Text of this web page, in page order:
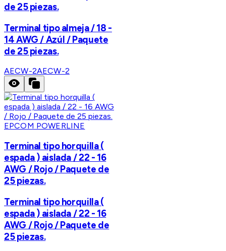
de 25 piezas.
Terminal tipo almeja / 18 -
14 AWG / Azúl / Paquete
de 25 piezas.
AECW-2AECW-2
EPCOM POWERLINE
Terminal tipo horquilla (
espada ) aislada / 22 - 16
AWG / Rojo / Paquete de
25 piezas.
Terminal tipo horquilla (
espada ) aislada / 22 - 16
AWG / Rojo / Paquete de
25 piezas.